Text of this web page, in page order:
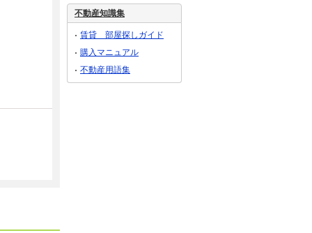
不動産知識集
賃貸 部屋探しガイド
購入マニュアル
不動産用語集